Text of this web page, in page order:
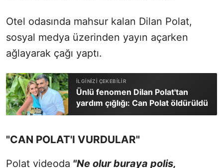
Otel odasında mahsur kalan Dilan Polat,
sosyal medya üzerinden yayın açarken
ağlayarak çağı yaptı.
Ünlü fenomen Dilan Polat'tan
yardım çığlığı: Can Polat öldürüldü
"CAN POLAT'I VURDULAR"
Polat videoda "Ne olur buraya polis,